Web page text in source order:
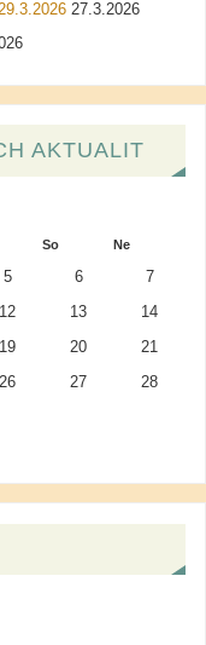
27.3.2026
AKTUALIT
So Ne
5 6 7
12 13 14
19 20 21
26 27 28